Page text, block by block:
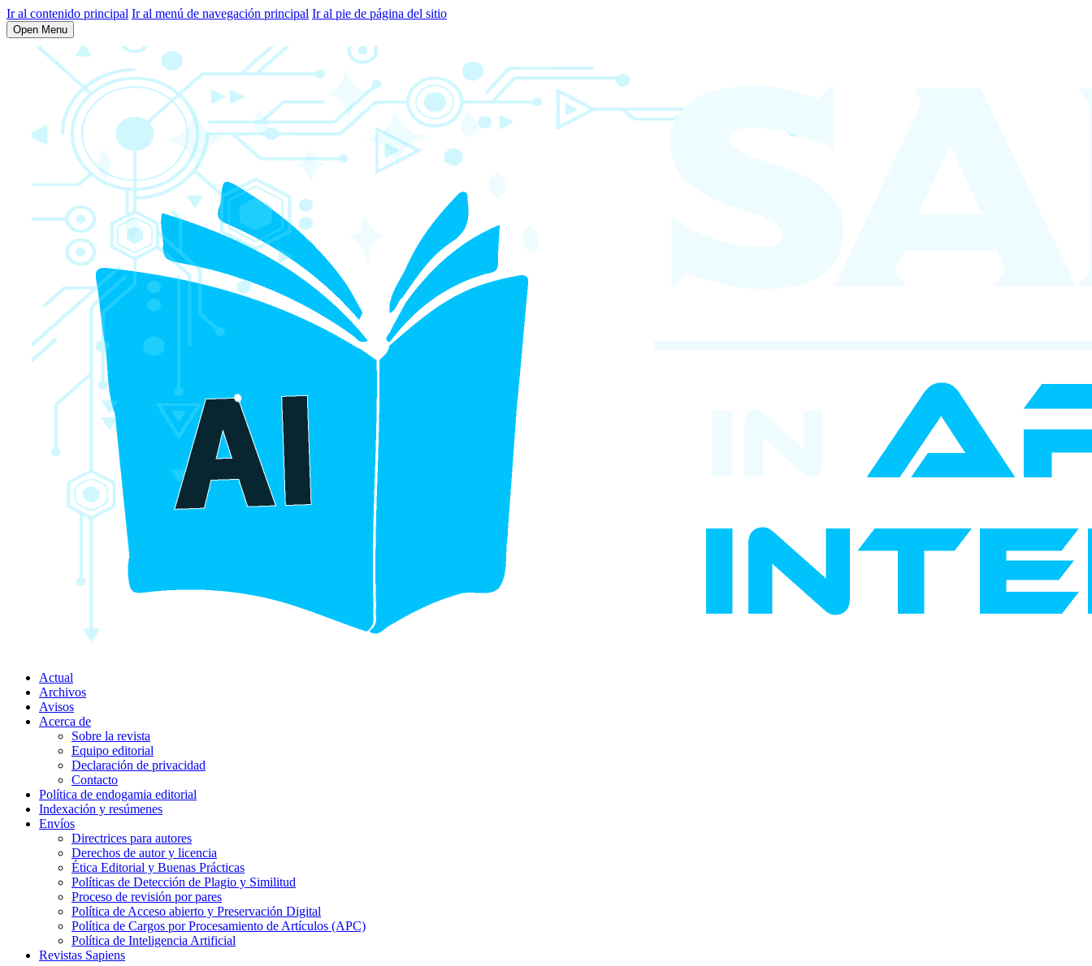
Ir al contenido principal Ir al menú de navegación principal Ir al pie de página del sitio
Open Menu
Actual
Archivos
Avisos
Acerca de
Sobre la revista
Equipo editorial
Declaración de privacidad
Contacto
Política de endogamia editorial
Indexación y resúmenes
Envíos
Directrices para autores
Derechos de autor y licencia
Ética Editorial y Buenas Prácticas
Políticas de Detección de Plagio y Similitud
Proceso de revisión por pares
Política de Acceso abierto y Preservación Digital
Política de Cargos por Procesamiento de Artículos (APC)
Política de Inteligencia Artificial
Revistas Sapiens